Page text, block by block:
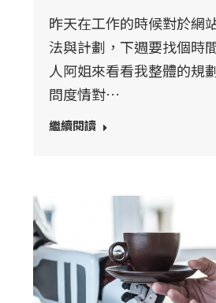
昨天在工作的時候對於網
法與計劃，下週要找個時
人阿姐來看看我整體的規
問度情對…
繼續閱讀